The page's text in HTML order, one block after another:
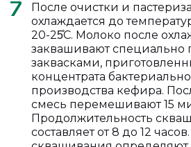
7
После очистки и
охлаждается до
20-25̊С. Молоко после
заквашивают
заквасками,
концентрата
производства кефира.
смесь перемешивают 15
Продолжительность
составляет от 8 до 12